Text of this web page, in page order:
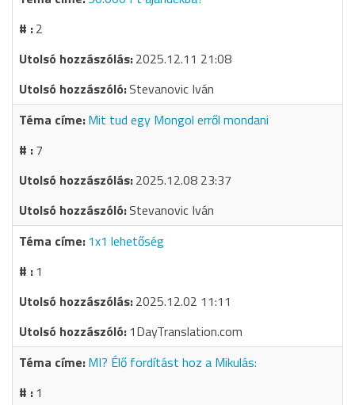
2
2025.12.11 21:08
Stevanovic Iván
Mit tud egy Mongol erről mondani
7
2025.12.08 23:37
Stevanovic Iván
1x1 lehetőség
1
2025.12.02 11:11
1DayTranslation.com
MI? Élő fordítást hoz a Mikulás:
1